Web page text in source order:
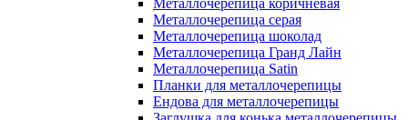
Металлочерепица коричневая
Металлочерепица серая
Металлочерепица шоколад
Металлочерепица Гранд Лайн
Металлочерепица Satin
Планки для металлочерепицы
Ендова для металлочерепицы